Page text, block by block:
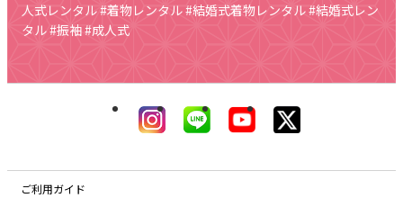
人式レンタル #着物レンタル #結婚式着物レンタル #結婚式レン
タル #振袖 #成人式
ご利用ガイド